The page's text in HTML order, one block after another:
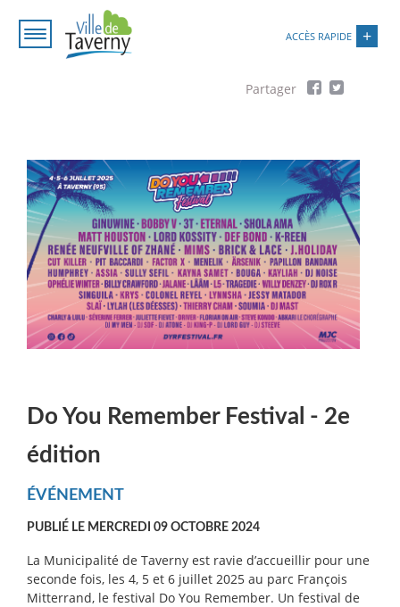
contenu
ACCÈS RAPIDE
Do You Remember Festival - 2e
édition
ÉVÉNEMENT
PUBLIÉ LE MERCREDI 09 OCTOBRE 2024
La Municipalité de Taverny est ravie d’accueillir pour une
seconde fois, les 4, 5 et 6 juillet 2025 au parc François
Mitterrand, le festival Do You Remember. Un festival de
Paramétrer les cookies